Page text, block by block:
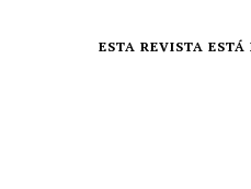
ESTA REVISTA